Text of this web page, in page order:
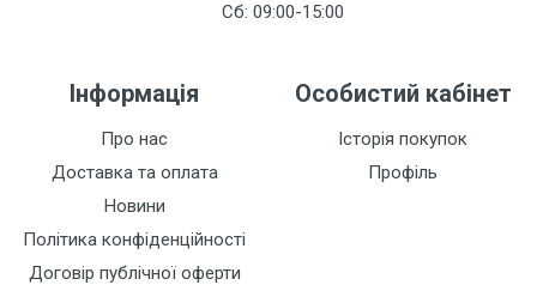
Сб: 09:00-15:00
Інформація
Про нас
Доставка та оплата
Новини
Політика конфіденційності
Договір публічної оферти
Особистий кабінет
Історія покупок
Профіль